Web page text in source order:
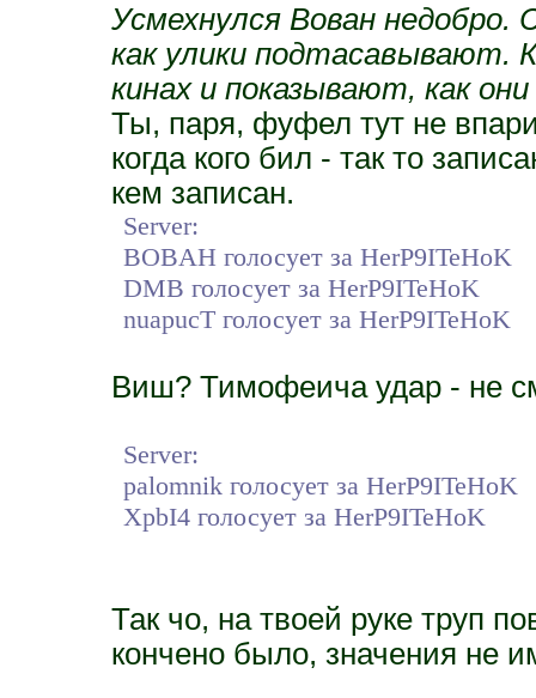
Усмехнулся Вован недобро.
как улики подтасавывают.
кинах и показывают, как
Ты, паря, фуфел тут не
когда кого бил - так то
кем записан.
Server:
BOBAH голосует за HerP9ITeHoK
DMB голосует за HerP9ITeHoK
nuapucT голосует за HerP9ITeHoK
Виш? Тимофеича удар - не
Server:
palomnik голосует за HerP9ITeHoK
XpbI4 голосует за HerP9ITeHoK
Так чо, на твоей руке труп
кончено было, значения не